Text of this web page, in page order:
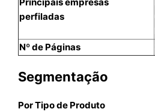
perfiladas
Nº de Páginas
Segmentação
Por Tipo de Produto